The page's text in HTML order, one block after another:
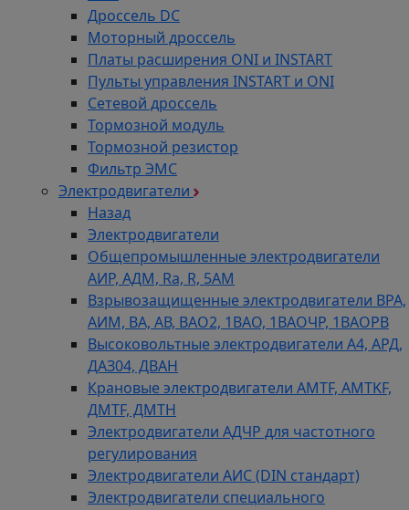
Дроссель DC
Моторный дроссель
Платы расширения ONI и INSTART
Пульты управления INSTART и ONI
Сетевой дроссель
Тормозной модуль
Тормозной резистор
Фильтр ЭМС
Электродвигатели
Назад
Электродвигатели
Общепромышленные электродвигатели
АИР, АДМ, Ra, R, 5AM
Взрывозащищенные электродвигатели ВРА,
АИМ, ВА, АВ, ВАO2, 1ВАО, 1ВАОЧР, 1ВАОРВ
Высоковольтные электродвигатели A4, АРД,
ДАЗ04, ДВАН
Крановые электродвигатели AMTF, AMTKF,
ДMTF, ДМТН
Электродвигатели АДЧР для частотного
регулирования
Электродвигатели АИС (DIN стандарт)
Электродвигатели специального